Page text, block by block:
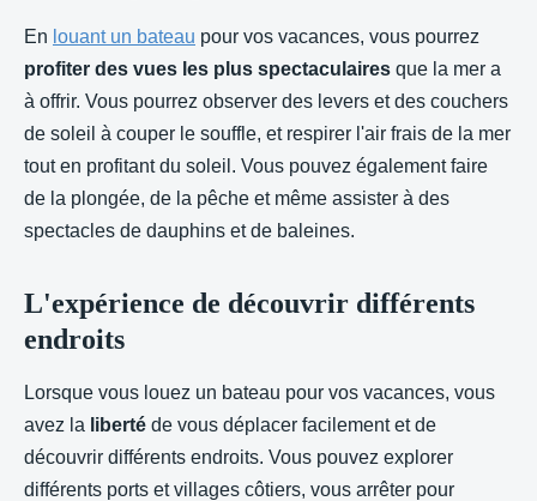
En louant un bateau pour vos vacances, vous pourrez
profiter des vues les plus spectaculaires que la mer a
à offrir. Vous pourrez observer des levers et des couchers
de soleil à couper le souffle, et respirer l'air frais de la mer
tout en profitant du soleil. Vous pouvez également faire
de la plongée, de la pêche et même assister à des
spectacles de dauphins et de baleines.
L'expérience de découvrir différents
endroits
Lorsque vous louez un bateau pour vos vacances, vous
avez la liberté de vous déplacer facilement et de
découvrir différents endroits. Vous pouvez explorer
différents ports et villages côtiers, vous arrêter pour